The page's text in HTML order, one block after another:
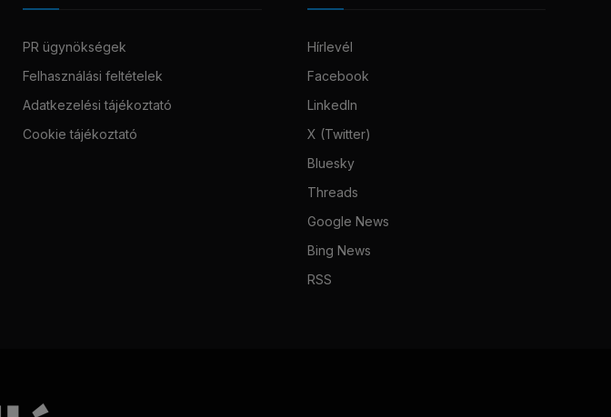
PR ügynökségek
Felhasználási feltételek
Adatkezelési tájékoztató
Cookie tájékoztató
Hírlevél
Facebook
LinkedIn
X (Twitter)
Bluesky
Threads
Google News
Bing News
RSS